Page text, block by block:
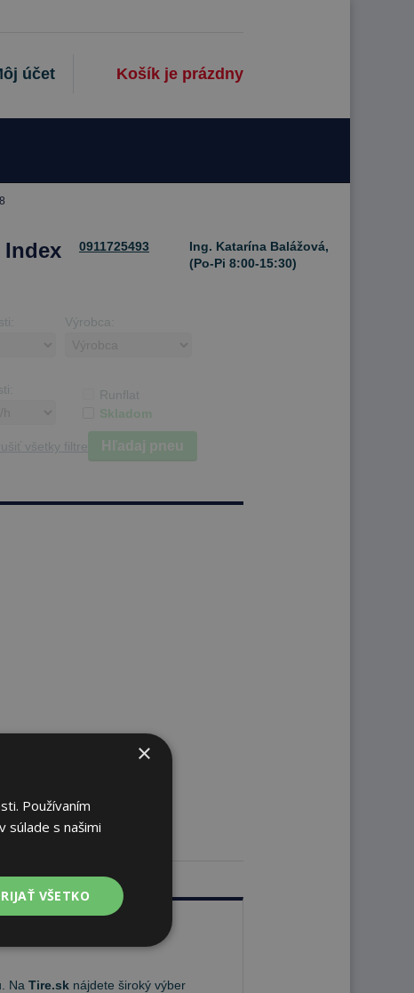
Košík je prázdny
účet
Index
0911725493
Ing. Katarína Balážová,
(Po-Pi 8:00-15:30)
Výrobca:
Runflat
Skladom
všetky filtre Hľadaj pneu
Na Tire.sk nájdete široký výber
×
Používaním
súlade s našimi
VŠETKO